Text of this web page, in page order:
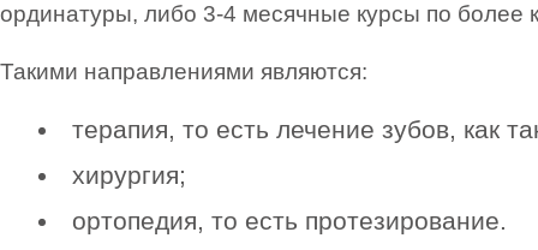
ординатуры, либо 3-4 месячные курсы по более
Такими направлениями являются:
терапия, то есть лечение зубов, как
хирургия;
ортопедия, то есть протезирование.